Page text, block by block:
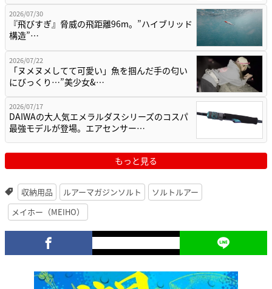
2026/07/30
『飛びすぎ』脅威の飛距離96m。”ハイブリッド
構造”…
2026/07/22
「ヌメヌメしてて可愛い」魚を掴んだ手の匂い
にびっくり…”美少女&…
2026/07/17
DAIWAの大人気エメラルダスシリーズのコスパ
最強モデルが登場。エアセンサー…
もっと見る
収納用品 ルアーマガジンソルト
ソルトルアー
メイホー（MEIHO）